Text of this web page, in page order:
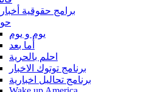
برامج حقوقية
يوم و يوم
أما بعد
احلم بالحرية
برنامج توتوك الاخبار
برنامج تحاليل اخبارية